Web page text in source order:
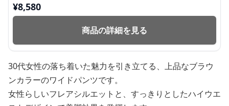
¥8,580
商品の詳細を見る
30代女性の落ち着いた魅力を引き立てる、上品なブラウ
ンカラーのワイドパンツです。
女性らしいフレアシルエットと、すっきりとしたハイウエ